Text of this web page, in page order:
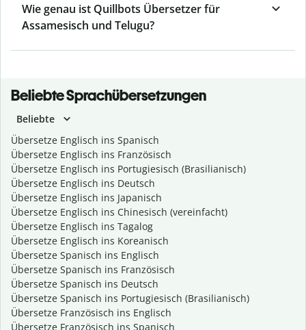
Wie genau ist Quillbots Übersetzer für
Assamesisch und Telugu?
Beliebte Sprachübersetzungen
Beliebte
Übersetze Englisch ins Spanisch
Übersetze Englisch ins Französisch
Übersetze Englisch ins Portugiesisch (Brasilianisch)
Übersetze Englisch ins Deutsch
Übersetze Englisch ins Japanisch
Übersetze Englisch ins Chinesisch (vereinfacht)
Übersetze Englisch ins Tagalog
Übersetze Englisch ins Koreanisch
Übersetze Spanisch ins Englisch
Übersetze Spanisch ins Französisch
Übersetze Spanisch ins Deutsch
Übersetze Spanisch ins Portugiesisch (Brasilianisch)
Übersetze Französisch ins Englisch
Übersetze Französisch ins Spanisch